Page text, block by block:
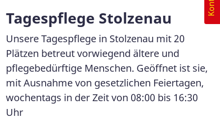
Tagespflege Stolzenau
Unsere Tagespflege in Stolzenau mit 20
Plätzen betreut vorwiegend ältere und
pflegebedürftige Menschen. Geöffnet ist sie,
mit Ausnahme von gesetzlichen Feiertagen,
wochentags in der Zeit von 08:00 bis 16:30
Uhr